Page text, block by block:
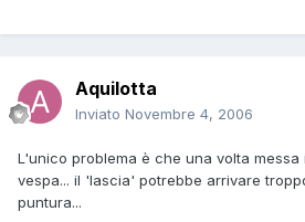
Aquilotta
Inviato Novembre 4, 2006
L'unico problema è che una volta
vespa... il 'lascia' potrebbe arrivare
puntura...